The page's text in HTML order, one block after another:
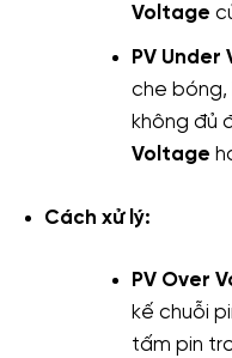
Voltage
PV Under
che bóng,
không đủ
Voltage
Cách xử lý:
PV Over
kế chuỗi
tấm pin